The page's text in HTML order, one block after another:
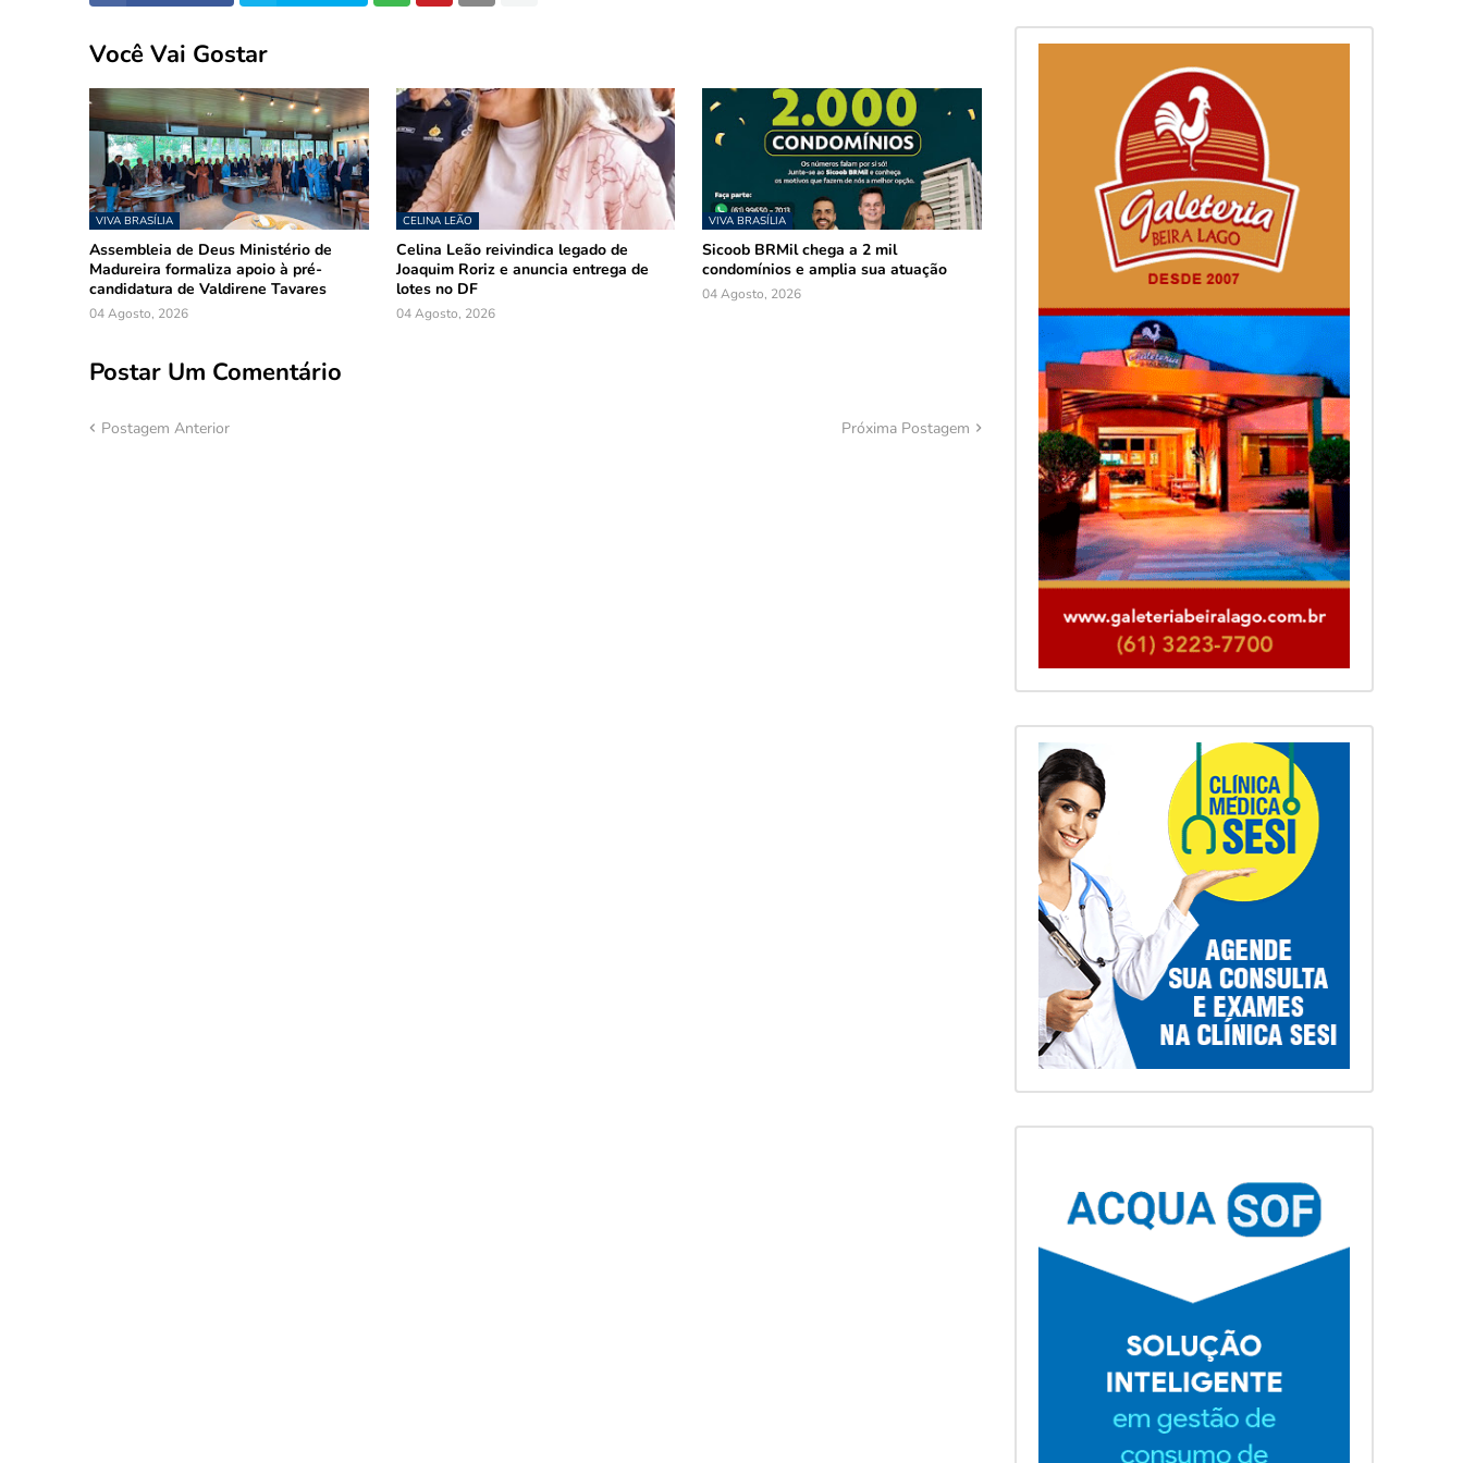
Você Vai Gostar
VIVA BRASÍLIA
Assembleia de Deus Ministério de
Madureira formaliza apoio à pré-
candidatura de Valdirene Tavares
04 Agosto, 2026
CELINA LEÃO
Celina Leão reivindica legado de
Joaquim Roriz e anuncia entrega de
lotes no DF
04 Agosto, 2026
VIVA BRASÍLIA
Sicoob BRMil chega a 2 mil
condomínios e amplia sua atuação
04 Agosto, 2026
Postar Um Comentário
Postagem Anterior Próxima Postagem